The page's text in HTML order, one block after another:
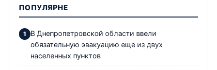
ПОПУЛЯРНЕ
В Днепропетровской области ввели
обязательную эвакуацию еще из двух
населенных пунктов